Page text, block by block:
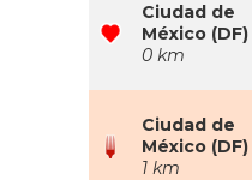
Ciudad de
México (DF)
0 km
Ciudad de
México (DF)
1 km